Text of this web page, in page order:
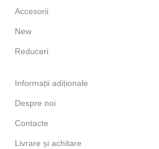
Accesorii
New
Reduceri
Informații adiționale
Despre noi
Contacte
Livrare și achitare